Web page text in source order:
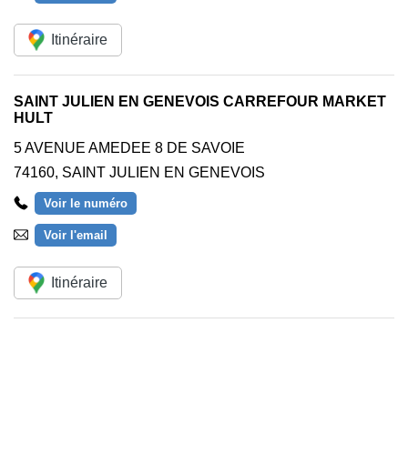
Itinéraire
SAINT JULIEN EN GENEVOIS CARREFOUR MARKET
HULT
5 AVENUE AMEDEE 8 DE SAVOIE
74160, SAINT JULIEN EN GENEVOIS
Voir le numéro
Voir l'email
Itinéraire